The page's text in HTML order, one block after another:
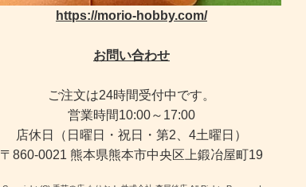
https://morio-hobby.com/
お問い合わせ
ご注文は24時間受付中です。
営業時間10:00～17:00
店休日（日曜日・祝日・第2、4土曜日）
〒860-0021 熊本県熊本市中央区上鍛冶屋町19